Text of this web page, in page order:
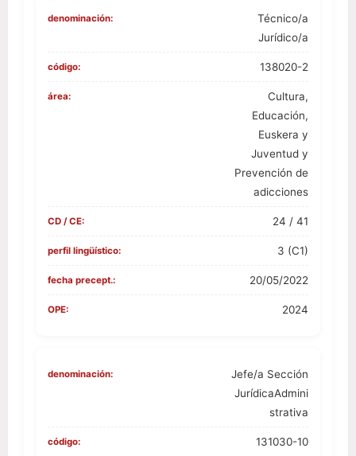
denominación:
Técnico/a
Jurídico/a
código: 138020-2
área:
Cultura,
Educación,
Euskera y
Juventud y
Prevención de
adicciones
CD / CE: 24 / 41
perfil lingüístico: 3 (C1)
fecha precept.: 20/05/2022
OPE: 2024
denominación:
Jefe/a Sección
JurídicaAdmini
strativa
código: 131030-10